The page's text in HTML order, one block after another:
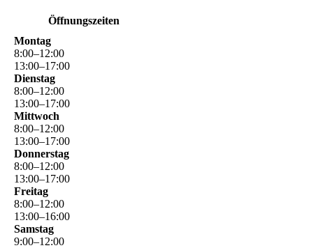
Öffnungszeiten
Montag
8:00–12:00
13:00–17:00
Dienstag
8:00–12:00
13:00–17:00
Mittwoch
8:00–12:00
13:00–17:00
Donnerstag
8:00–12:00
13:00–17:00
Freitag
8:00–12:00
13:00–16:00
Samstag
9:00–12:00